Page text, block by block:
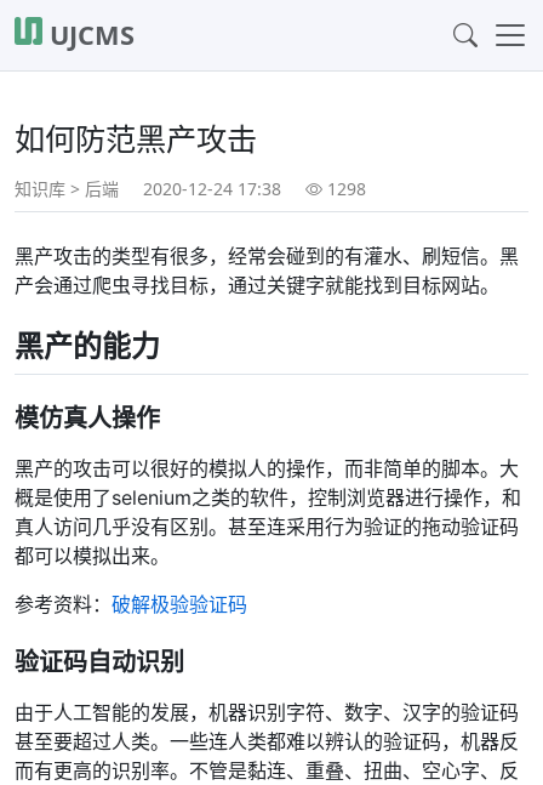
UJCMS
如何防范黑产攻击
知识库 > 后端 2020-12-24 17:38 1298
黑产攻击的类型有很多，经常会碰到的有灌水、刷短信。黑
产会通过爬虫寻找目标，通过关键字就能找到目标网站。
黑产的能力
模仿真人操作
黑产的攻击可以很好的模拟人的操作，而非简单的脚本。大
概是使用了selenium之类的软件，控制浏览器进行操作，和
真人访问几乎没有区别。甚至连采用行为验证的拖动验证码
都可以模拟出来。
参考资料： 破解极验验证码
验证码自动识别
由于人工智能的发展，机器识别字符、数字、汉字的验证码
甚至要超过人类。一些连人类都难以辨认的验证码，机器反
而有更高的识别率。不管是黏连、重叠、扭曲、空心字、反